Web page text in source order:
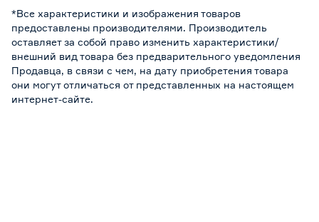
*Все характеристики и изображения товаров
предоставлены производителями. Производитель
оставляет за собой право изменить характеристики/
внешний вид товара без предварительного уведомления
Продавца, в связи с чем, на дату приобретения товара
они могут отличаться от представленных на настоящем
интернет-сайте.